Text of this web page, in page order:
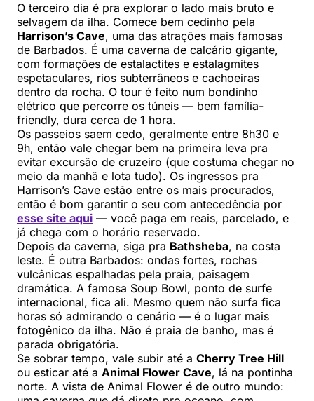
O terceiro dia é pra explorar o lado mais bruto e
selvagem da ilha. Comece bem cedinho pela
Harrison’s Cave, uma das atrações mais famosas
de Barbados. É uma caverna de calcário gigante,
com formações de estalactites e estalagmites
espetaculares, rios subterrâneos e cachoeiras
dentro da rocha. O tour é feito num bondinho
elétrico que percorre os túneis — bem família-
friendly, dura cerca de 1 hora.
Os passeios saem cedo, geralmente entre 8h30 e
9h, então vale chegar bem na primeira leva pra
evitar excursão de cruzeiro (que costuma chegar no
meio da manhã e lota tudo). Os ingressos pra
Harrison’s Cave estão entre os mais procurados,
então é bom garantir o seu com antecedência por
esse site aqui — você paga em reais, parcelado, e
já chega com o horário reservado.
Depois da caverna, siga pra Bathsheba, na costa
leste. É outra Barbados: ondas fortes, rochas
vulcânicas espalhadas pela praia, paisagem
dramática. A famosa Soup Bowl, ponto de surfe
internacional, fica ali. Mesmo quem não surfa fica
horas só admirando o cenário — é o lugar mais
fotogênico da ilha. Não é praia de banho, mas é
parada obrigatória.
Se sobrar tempo, vale subir até a Cherry Tree Hill
ou esticar até a Animal Flower Cave, lá na pontinha
norte. A vista de Animal Flower é de outro mundo: